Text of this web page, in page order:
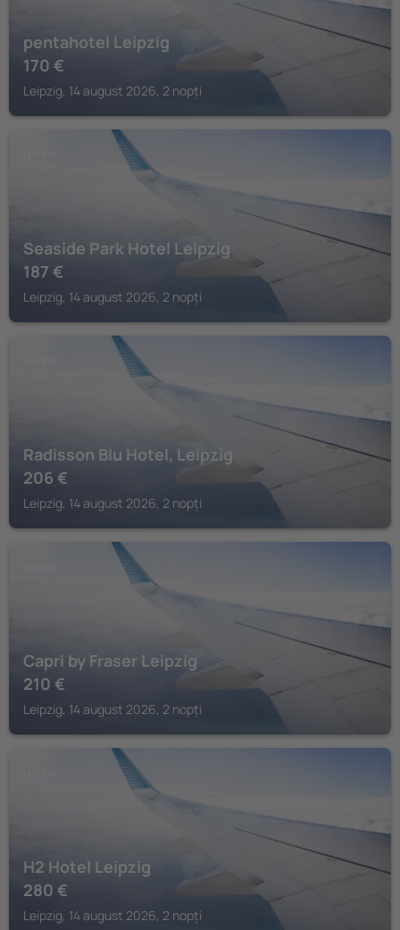
pentahotel Leipzig
170 €
Leipzig, 14 august 2026, 2 nopți
Seaside Park Hotel Leipzig
187 €
Leipzig, 14 august 2026, 2 nopți
Radisson Blu Hotel, Leipzig
206 €
Leipzig, 14 august 2026, 2 nopți
Capri by Fraser Leipzig
210 €
Leipzig, 14 august 2026, 2 nopți
H2 Hotel Leipzig
280 €
Leipzig, 14 august 2026, 2 nopți